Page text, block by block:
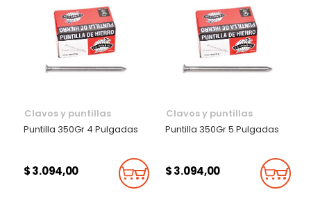
Clavos y puntillas
Puntilla 350Gr 4 Pulgadas
$ 3.094,00 Añadir Al Carrito
Clavos y puntillas
Puntilla 350Gr 5 Pulgadas
$ 3.094,00